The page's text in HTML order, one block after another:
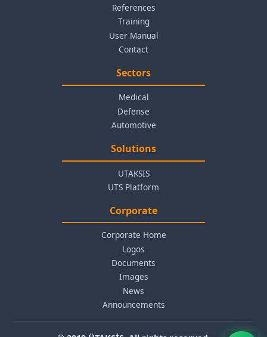
References
Training
User Manual
Contact
Sectors
Medical
Defense
Automotive
Solutions
UTAKSIS
UTS Platform
Corporate
Corporate Home
Logos
Documents
Images
News
Announcements